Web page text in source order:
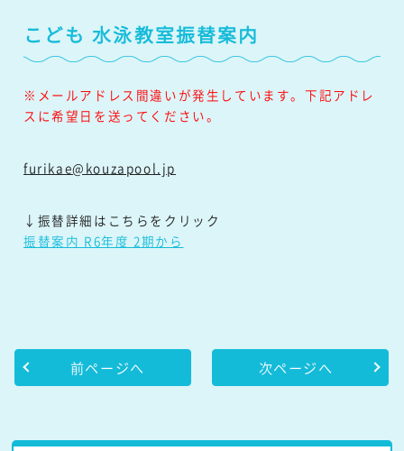
こども 水泳教室振替案内
※メールアドレス間違いが発生しています。下記アドレ
スに希望日を送ってください。
furikae@kouzapool.jp
↓振替詳細はこちらをクリック
振替案内 R6年度 2期から
前ページへ 次ページへ